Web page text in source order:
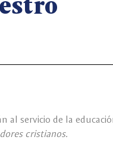
servicio de la
cristianos.